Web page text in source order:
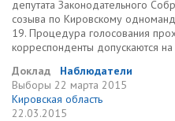
депутата Законодательного
созыва по Кировскому
19. Процедура голосования
корреспонденты допускаются на
Доклад
Наблюдатели
Выборы 22 марта 2015
Кировская область
22.03.2015